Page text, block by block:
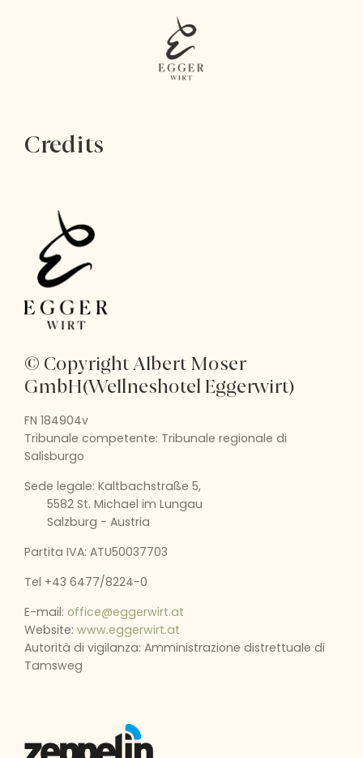
Credits
© CopyrightAlbert Moser
GmbH(Wellneshotel Eggerwirt)
FN 184904v
Tribunale competente: Tribunale regionale di
Salisburgo
Sede legale: Kaltbachstraße 5,
5582 St. Michael im Lungau
Salzburg - Austria
Partita IVA: ATU50037703
Tel +43 6477/8224-0
E-mail: office@eggerwirt.at
Website:www.eggerwirt.at
Autorità di vigilanza: Amministrazione distrettuale di
Tamsweg